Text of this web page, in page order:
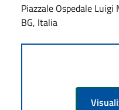
Piazzale Ospedale
BG, Italia